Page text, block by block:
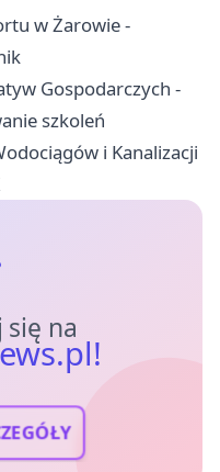
w Żarowie -
Gospodarczych -
szkoleń
i Kanalizacji
na